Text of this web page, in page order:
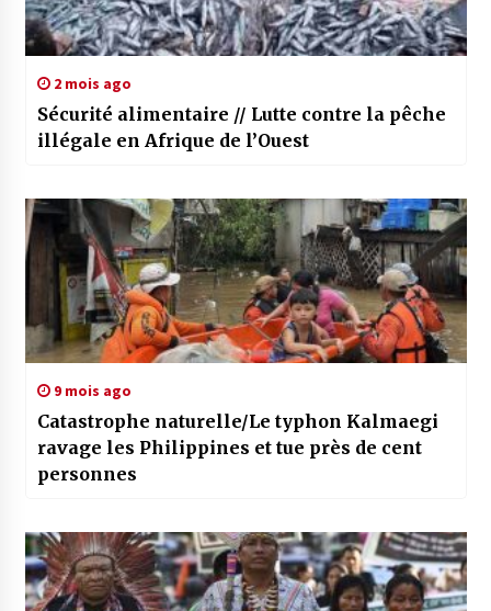
2 mois ago
Sécurité alimentaire // Lutte contre la pêche
illégale en Afrique de l’Ouest
9 mois ago
Catastrophe naturelle/Le typhon Kalmaegi
ravage les Philippines et tue près de cent
personnes